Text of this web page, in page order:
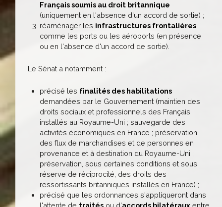
Français soumis au droit britannique
(uniquement en l'absence d'un accord de sortie) ;
réaménager les infrastructures frontalières
comme les ports ou les aéroports (en présence
ou en l'absence d'un accord de sortie).
Le Sénat a notamment :
précisé les finalités des habilitations
demandées par le Gouvernement (maintien des
droits sociaux et professionnels des Français
installés au Royaume-Uni ; sauvegarde des
activités économiques en France ; préservation
des flux de marchandises et de personnes en
provenance et à destination du Royaume-Uni ;
préservation, sous certaines conditions et sous
réserve de réciprocité, des droits des
ressortissants britanniques installés en France) ;
précisé que les ordonnances s'appliqueront dans
l'attente de traités ou d'accords bilatéraux entre